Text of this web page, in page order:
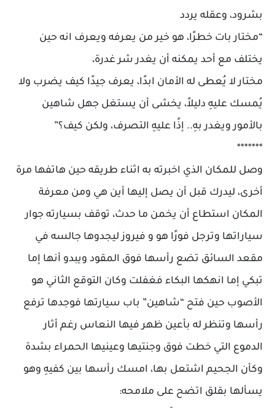
بشرود، وعقله يردد
“مختار بات خطرًا، هو خير من يعرفه ويعرف انه حين
يختلف مع أحد يمكنه أن يغدر شر غدرة،
مختار لا يُعطى له الأمان ابدًا، يعرف جيدًا كيف يضرب ولا
يُمسك عليهِ دليلاً، يخشى أن يستغل جهل شاهين
بالأمور ويغدر بهِ.. إذًا عليهِ التصرف، ولكن كيف؟”
*******
وصل للمكان الذي اخبرته به اثناء طريقه حين هاتفها مرة
أخرى، ليدرك قبل أن يصل إليها أين هي ومن معرفة
المكان استطاع أن يخمن ما حدث، توقف بسيارته جوار
سياراتها وترجل فورًا هو و فيروز ليجدوها جالسه في
مقعد السائق تضع رأسها فوق المقود ويبدو أنها إما
تبكي إما انهكها البكاء فغفلت وكان التوقع الثاني هو
الأصوب حين فتح “شاهين” باب سيارتها فوجدها ترفع
رأسها وتنظر له بأعين ظهر فيها النعاس رغم أثار
الدموع التي خطت فوق وجنتيها وعينيها الحمراء بشدة
وكأن الجحيم اشتعل بها، امسك رأسها بين كفيهِ وهو
يسألها بقلق اتضح على ملامحه: